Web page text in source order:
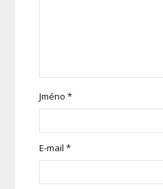
Jméno*
E-mail*